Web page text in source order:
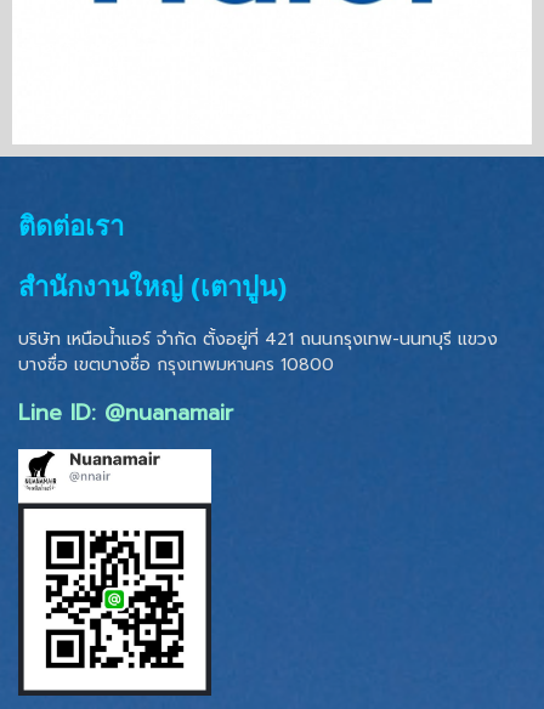
ติดต่อเรา
สำนักงานใหญ่ (เตาปูน)
บริษัท เหนือน้ำแอร์ จำกัด ตั้งอยู่ที่ 421 ถนนกรุงเทพ-นนทบุรี แขวง
บางซื่อ เขตบางซื่อ กรุงเทพมหานคร 10800
Line ID: @nuanamair